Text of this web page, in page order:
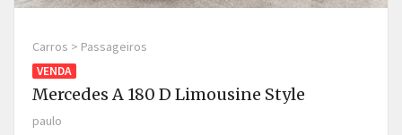
Carros > Passageiros
VENDA
Mercedes A 180 D Limousine Style
paulo